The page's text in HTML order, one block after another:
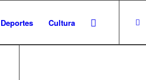
Deportes Cultura